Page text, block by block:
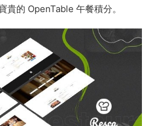
貴的 OpenTable 午餐積分。